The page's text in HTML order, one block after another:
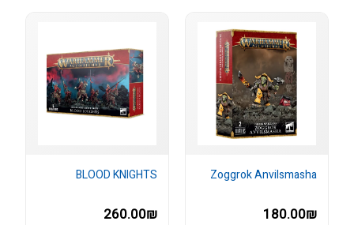
Zoggrok Anvilsmasha
180.00₪
BLOOD KNIGHTS
260.00₪